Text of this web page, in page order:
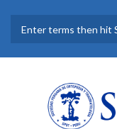
BÚSQUEDA